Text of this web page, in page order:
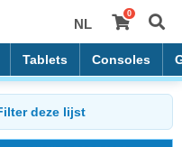
NL
0
Tablets Consoles